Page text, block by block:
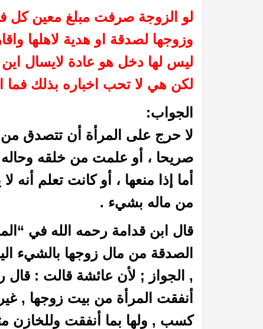
لو الزوجة صرفت مبلغ معين كل
وزوجها لصدقة او هدية لاهلها
ليس لها دخل هو عادة لايسال
لكن هي لا تحب اخباره بذلك فما
الجواب:
لا حرج على المرأة أن تتصدق من
صريحا ، أو علمت من خلقه
أما إذا منعها ، أو كانت تعلم أنه
من ماله بشيء .
قال ابن قدامة رحمه الله في “المغني” (
الصدقة من مال زوجها بالشيء
, الجواز ; لأن عائشة قالت :
أنفقت المرأة من بيت زوجها ,
كسب , ولها بما أنفقت وللخازن